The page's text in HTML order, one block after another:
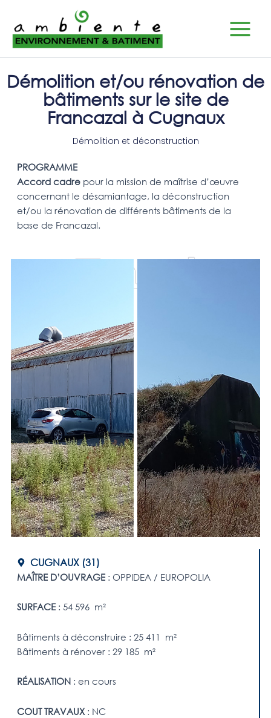
contenu
Menu
Démolition et/ou rénovation de
bâtiments sur le site de
Francazal à Cugnaux
Démolition et déconstruction
PROGRAMME
Accord cadre pour la mission de maîtrise d’œuvre
concernant le désamiantage, la déconstruction
et/ou la rénovation de différents bâtiments de la
base de Francazal.
Travel
CUGNAUX (31)
MAÎTRE D’OUVRAGE : OPPIDEA / EUROPOLIA
SURFACE: 54 596 m²
Bâtiments à déconstruire : 25 411 m²
Bâtiments à rénover : 29 185 m²
RÉALISATION: en cours
COUT TRAVAUX: NC